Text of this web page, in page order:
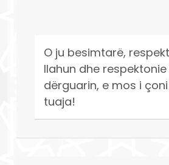
O ju besimtarë,
llahun dhe
dërguarin, e mos i
tuaja!